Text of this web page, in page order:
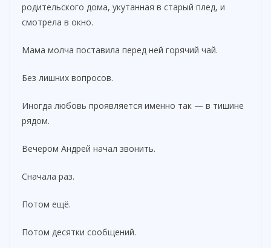
родительского дома, укутанная в старый плед, и
смотрела в окно.
Мама молча поставила перед ней горячий чай.
Без лишних вопросов.
Иногда любовь проявляется именно так — в тишине
рядом.
Вечером Андрей начал звонить.
Сначала раз.
Потом ещё.
Потом десятки сообщений.